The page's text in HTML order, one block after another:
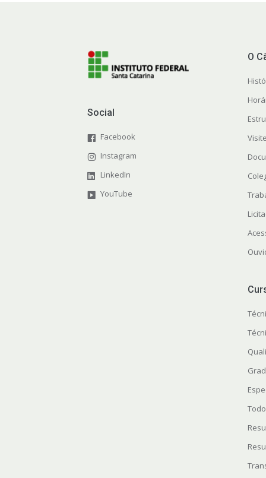
Social
Facebook
Instagram
LinkedIn
YouTube
O